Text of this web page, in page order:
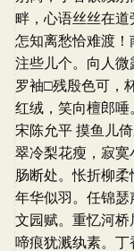
畔，心语丝丝在道
怎知离愁恰难渡
注些儿个。向人微
罗袖□残殷色可，
红绒，笑向檀郎唾
宋陈允平 摸鱼儿
翠冷梨花瘦，寂寞
肠断处。怅折柳柔
年华似羽。任锦瑟
文园赋。重忆河桥
啼痕犹溅纨素。丁